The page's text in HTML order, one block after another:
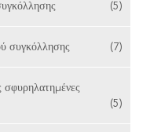
(5)
συγκόλλησης (7)
σφυρηλατημένες
(5)